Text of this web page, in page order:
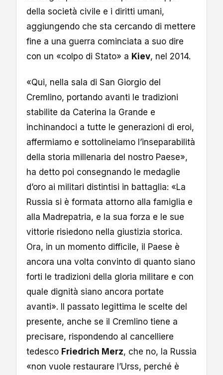
della società civile e i diritti umani,
aggiungendo che sta cercando di mettere
fine a una guerra cominciata a suo dire
con un «colpo di Stato» a Kiev, nel 2014.
«Qui, nella sala di San Giorgio del
Cremlino, portando avanti le tradizioni
stabilite da Caterina la Grande e
inchinandoci a tutte le generazioni di eroi,
affermiamo e sottolineiamo l’inseparabilità
della storia millenaria del nostro Paese»,
ha detto poi consegnando le medaglie
d’oro ai militari distintisi in battaglia: «La
Russia si è formata attorno alla famiglia e
alla Madrepatria, e la sua forza e le sue
vittorie risiedono nella giustizia storica.
Ora, in un momento difficile, il Paese è
ancora una volta convinto di quanto siano
forti le tradizioni della gloria militare e con
quale dignità siano ancora portate
avanti». Il passato legittima le scelte del
presente, anche se il Cremlino tiene a
precisare, rispondendo al cancelliere
tedesco Friedrich Merz, che no, la Russia
«non vuole restaurare l’Urss, perché è